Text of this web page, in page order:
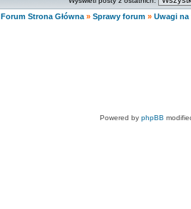
Strona Główna » Sprawy forum » Uwagi
Powered by phpBB